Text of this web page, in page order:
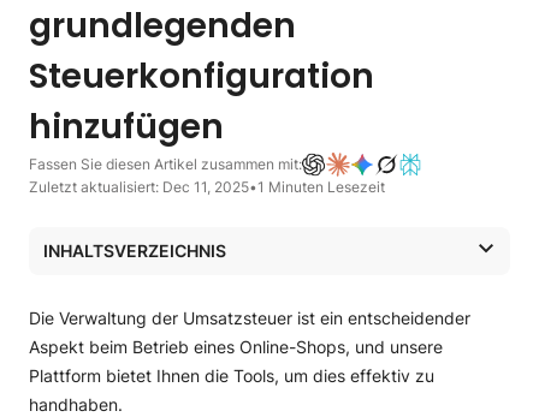
grundlegenden
Steuerkonfiguration
hinzufügen
Fassen Sie diesen Artikel zusammen mit:
Zuletzt aktualisiert: Dec 11, 2025•1 Minuten Lesezeit
INHALTSVERZEICHNIS
Einrichtung von Steueranmeldungen mit der
grundlegenden Steuerkonfiguration
Eingabe und Anzeige von Produktpreisen festlegen
Neue Steueranmeldung hinzufügen
Die Verwaltung der Umsatzsteuer ist ein entscheidender
Aspekt beim Betrieb eines Online-Shops, und unsere
Plattform bietet Ihnen die Tools, um dies effektiv zu
handhaben.